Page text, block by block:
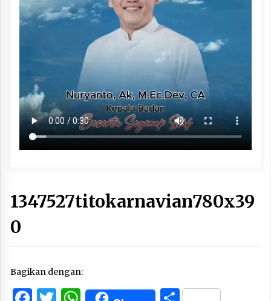
1347527titokarnavian780x39
0
Bagikan dengan: